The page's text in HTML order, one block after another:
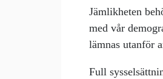
Jämlikheten
med vår
lämnas utanför
Full